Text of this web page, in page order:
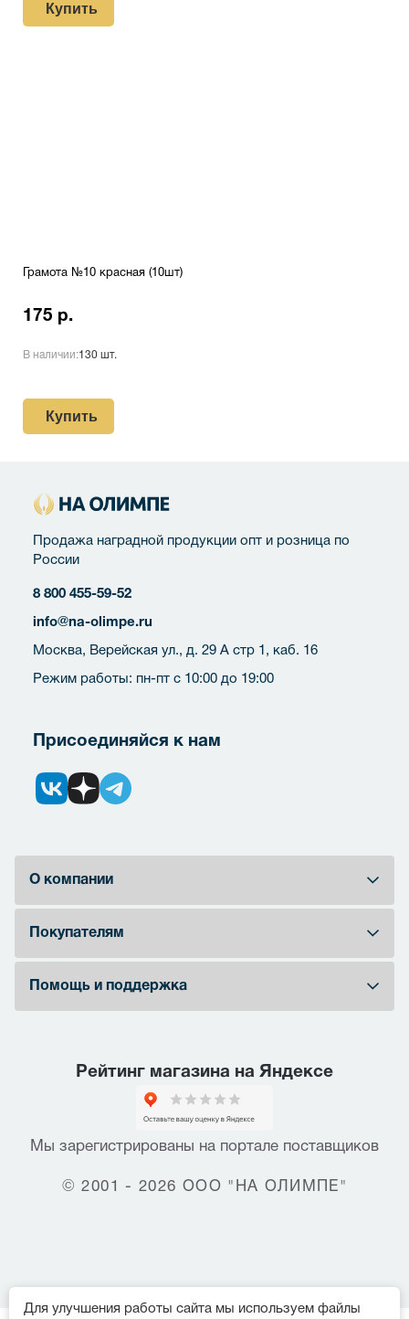
Купить
Грамота №10 красная (10шт)
175 р.
В наличии:130 шт.
Купить
Продажа наградной продукции опт и розница по
России
8 800 455-59-52
info@na-olimpe.ru
Москва, Верейская ул., д. 29 А стр 1, каб. 16
Режим работы: пн-пт с 10:00 до 19:00
Присоединяйся к нам
О компании
Покупателям
Помощь и поддержка
Рейтинг магазина на Яндексе
Мы зарегистрированы на портале поставщиков
© 2001 - 2026 ООО "НА ОЛИМПЕ"
Для улучшения работы сайта мы используем файлы